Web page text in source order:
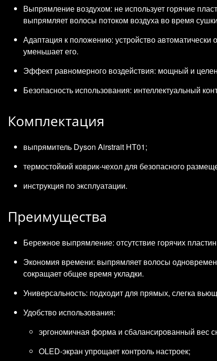
Выпрямление воздухом: не использует горячие
выпрямляет волосы потоком воздуха во время
Адаптация к положению: устройство автоматически
уменьшает его.
Эффект равномерного воздействия: мощный и
Безопасность использования: интеллектуальный
Комплектация
выпрямитель Dyson Airstrait HT01;
термостойкий коврик‑чехол для безопасного
инструкция по эксплуатации.
Преимущества
Бережное выпрямление: отсутствие горячих
Экономия времени: выпрямляет волосы
сокращает общее время укладки.
Универсальность: подходит для прямых, слегка
Удобство использования:
эргономичная форма и сбалансированный вес
OLED‑экран упрощает контроль настроек;